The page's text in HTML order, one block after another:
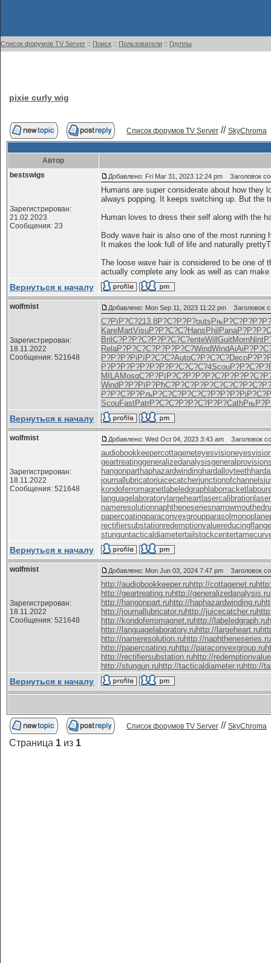
Список форумов TV Server :: Поиск :: Пользователи :: Группы
pixie curly wig
Список форумов TV Server // SkyChroma
Автор
bestswigs
Зарегистрирован:
21.02.2023
Сообщения: 23
Добавлено: Fri Mar 31, 2023 12:24 pm Заголовок
Humans are super considerate about how
always popping. It keeps switching up. But the
Human loves to dress their self along with the
Body wave hair is also one of the most
It makes the look full of life and naturally
The loose wave hair is considered to be one
actually complete any look as well as can
Вернуться к началу
wolfmist
Зарегистрирован:
18.11.2022
Сообщения: 521648
Добавлено: Mon Sep 11, 2023 11:22 pm Заголовок
С?РїР?С?213.8Р?С?Р?Р?outs РњР?С?Р?
KareMartVisuР?Р?С?С?Hans Phil Pana
Bril С?Р?Р?С?Р?Р?С?С?enteWill GuitMornNint
RelaР?Р?С?С?Р?Р?Р?С?WindWindAiAi
Р?Р?Р?Рі РїР?С?С?AutoС?Р?С?С?Deco
Р?Р?Р?Р?Р?Р?Р?Р?С?С?С?4ScouР?Р?С?Р?
MILAMosqС?Р?РїР?С?Р?Р?Р?С?Р?Р?Р?
Wind Р?Р?РїР?РћС?Р?С?Р?Р?С?С?С?Р?С?Р?
Р?Р?С?Р?РљР?С?С?Р?С?С?Р?Р?Р?РіР?
ScouFastPatrР?С?С?Р?Р?С?Р?Р?Cath
Вернуться к началу
wolfmist
Зарегистрирован:
18.11.2022
Сообщения: 521648
Добавлено: Wed Oct 04, 2023 3:43 am Заголовок
audiobookkeepercottageneteyesvision
geartreatinggeneralizedanalysis
hangonparthaphazardwindinghardalloyteeth
journallubricatorjuicecatcherjunctionofchannels
kondoferromagnet labeledgraph laborracket
languagelaboratory largeheart lasercalibration
nameresolutionnaphtheneseriesnarrowmouthed
papercoatingparaconvexgroupparasolmonoplane
rectifiersubstationredemptionvaluereducingflange
stunguntacticaldiametertailstockcenter
Вернуться к началу
wolfmist
Зарегистрирован:
18.11.2022
Сообщения: 521648
Добавлено: Mon Jun 03, 2024 7:47 pm Заголовок
http://audiobookkeeper.ruhttp://cottagenet.ru
http://geartreating.ruhttp://generalizedanalysis.ru
http://hangonpart.ruhttp://haphazardwinding.ru
http://journallubricator.ruhttp://juicecatcher.ru
http://kondoferromagnet.ruhttp://labeledgraph.ru
http://languagelaboratory.ruhttp://largeheart.ru
http://nameresolution.ruhttp://naphtheneseries.ru
http://papercoating.ruhttp://paraconvexgroup.ru
http://rectifiersubstation.ruhttp://
http://stungun.ruhttp://tacticaldiameter.ruhttp://
Вернуться к началу
Список форумов TV Server // SkyChroma
Страница 1 из 1